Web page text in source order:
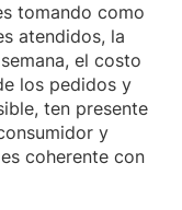
tomando como
atendidos, la
el costo
los pedidos y
ten presente
y
coherente con